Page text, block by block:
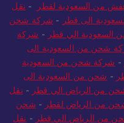
من السعودية لقطر - نقل
الى قطر - شركة شحن
الي قطر - شركة
شحن من السعودية الى
- شركة شحن من السعودية
- شحن من السعودية الى
من الرياض الي قطر - نقل
من الرياض لقطر - شحن
من الرياض الي قطر - نقل